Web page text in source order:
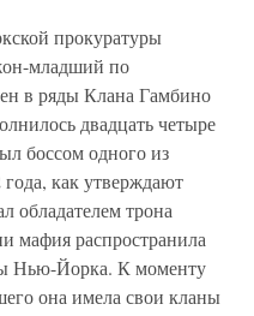
прокуратуры
младший по
в ряды Клана Гамбино
двадцать четыре
боссом одного из
как утверждают
обладателем трона
мафия распространила
Нью-Йорка. К моменту
она имела свои кланы